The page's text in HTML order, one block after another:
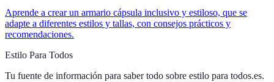
Aprende a crear un armario cápsula inclusivo y estiloso, que se
adapte a diferentes estilos y tallas, con consejos prácticos y
recomendaciones.
Estilo Para Todos
Tu fuente de información para saber todo sobre estilo para todos.es.